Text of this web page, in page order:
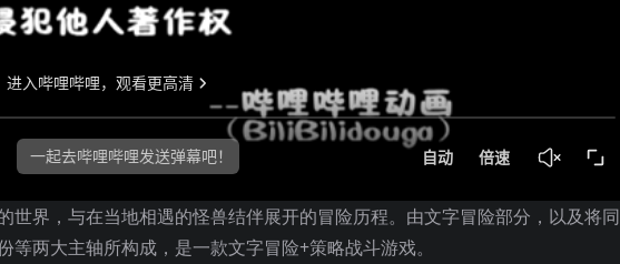
界，与在当地相遇的怪兽结伴展开的冒险历程。由文字冒险部分，以及将同
两大主轴所构成，是一款文字冒险+策略战斗游戏。